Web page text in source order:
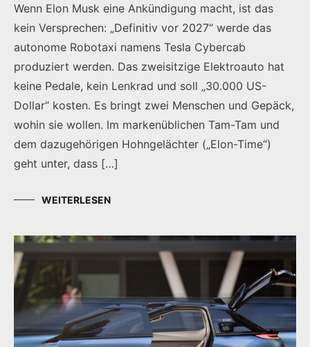
Wenn Elon Musk eine Ankündigung macht, ist das
kein Versprechen: „Definitiv vor 2027“ werde das
autonome Robotaxi namens Tesla Cybercab
produziert werden. Das zweisitzige Elektroauto hat
keine Pedale, kein Lenkrad und soll „30.000 US-
Dollar“ kosten. Es bringt zwei Menschen und Gepäck,
wohin sie wollen. Im markenüblichen Tam-Tam und
dem dazugehörigen Hohngelächter („Elon-Time“)
geht unter, dass […]
WEITERLESEN